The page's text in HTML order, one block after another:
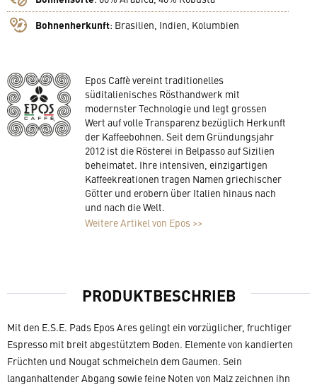
Bohnenherkunft: Brasilien, Indien, Kolumbien
Epos Caffè vereint traditionelles
süditalienisches Rösthandwerk mit
modernster Technologie und legt grossen
Wert auf volle Transparenz bezüglich Herkunft
der Kaffeebohnen. Seit dem Gründungsjahr
2012 ist die Rösterei in Belpasso auf Sizilien
beheimatet. Ihre intensiven, einzigartigen
Kaffeekreationen tragen Namen griechischer
Götter und erobern über Italien hinaus nach
und nach die Welt.
Weitere Artikel von Epos >>
PRODUKTBESCHRIEB
Mit den E.S.E. Pads Epos Ares gelingt ein vorzüglicher, fruchtiger
Espresso mit breit abgestütztem Boden. Elemente von kandierten
Früchten und Nougat schmeicheln dem Gaumen. Sein
langanhaltender Abgang sowie feine Noten von Malz zeichnen ihn